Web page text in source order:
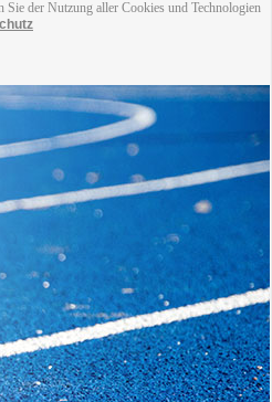
der Nutzung aller Cookies und Technologien